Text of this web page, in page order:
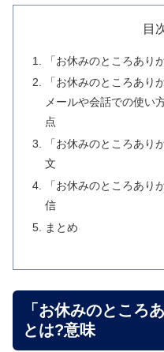
目
「お休みのところあり
「お休みのところあり
メールや会話での使い
点
「お休みのところあり
文
「お休みのところあり
信
まとめ
「お休みのところ
とは?意味